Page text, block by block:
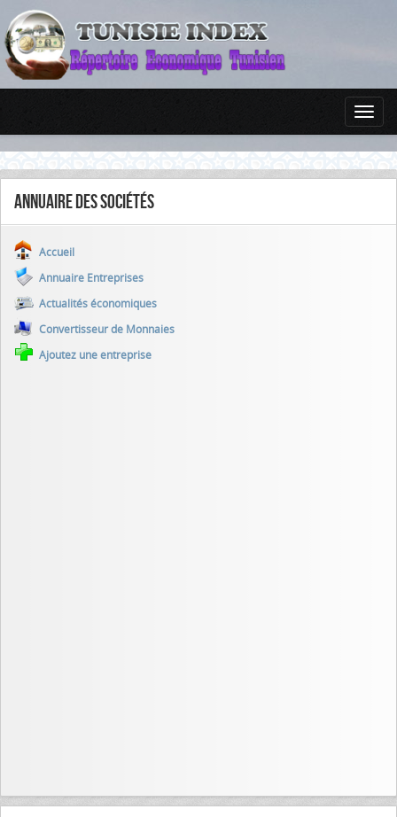
Annuaire des sociétés
Accueil
Annuaire Entreprises
Actualités économiques
Convertisseur de Monnaies
Ajoutez une entreprise